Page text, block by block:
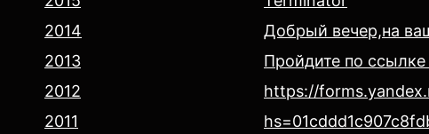
2014
2013
2012
2011
Добрый вечер,на
Пройдите по
https://